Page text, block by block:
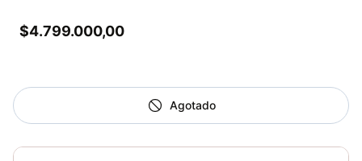
$4.799.000,00
Agotado